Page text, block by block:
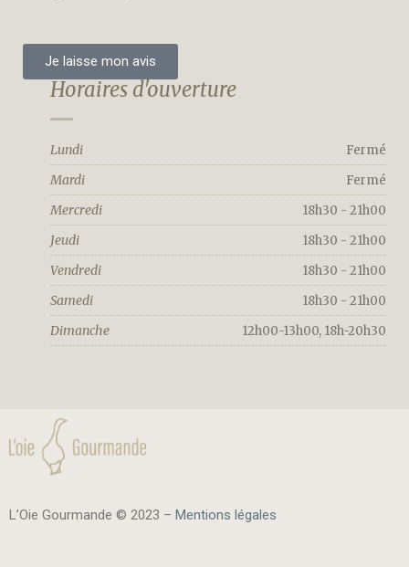
Je laisse mon avis
Horaires d'ouverture
Lundi Fermé
Mardi Fermé
Mercredi 18h30 - 21h00
Jeudi 18h30 - 21h00
Vendredi 18h30 - 21h00
Samedi 18h30 - 21h00
Dimanche 12h00-13h00, 18h-20h30
L’Oie Gourmande © 2023 – Mentions légales